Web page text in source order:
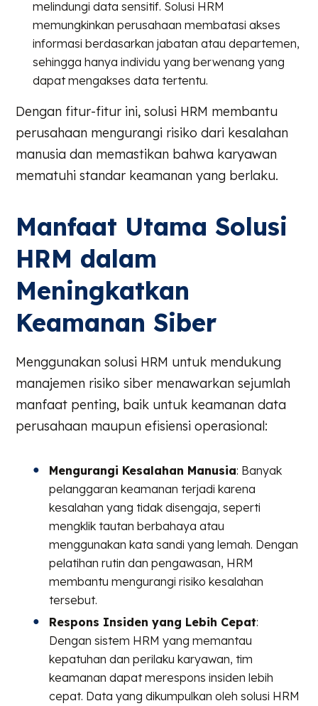
melindungi data sensitif. Solusi HRM
memungkinkan perusahaan membatasi akses
informasi berdasarkan jabatan atau departemen,
sehingga hanya individu yang berwenang yang
dapat mengakses data tertentu.
Dengan fitur-fitur ini, solusi HRM membantu
perusahaan mengurangi risiko dari kesalahan
manusia dan memastikan bahwa karyawan
mematuhi standar keamanan yang berlaku.
Manfaat Utama Solusi
HRM dalam
Meningkatkan
Keamanan Siber
Menggunakan solusi HRM untuk mendukung
manajemen risiko siber menawarkan sejumlah
manfaat penting, baik untuk keamanan data
perusahaan maupun efisiensi operasional:
Mengurangi Kesalahan Manusia: Banyak
pelanggaran keamanan terjadi karena
kesalahan yang tidak disengaja, seperti
mengklik tautan berbahaya atau
menggunakan kata sandi yang lemah. Dengan
pelatihan rutin dan pengawasan, HRM
membantu mengurangi risiko kesalahan
tersebut.
Respons Insiden yang Lebih Cepat:
Dengan sistem HRM yang memantau
kepatuhan dan perilaku karyawan, tim
keamanan dapat merespons insiden lebih
cepat. Data yang dikumpulkan oleh solusi HRM